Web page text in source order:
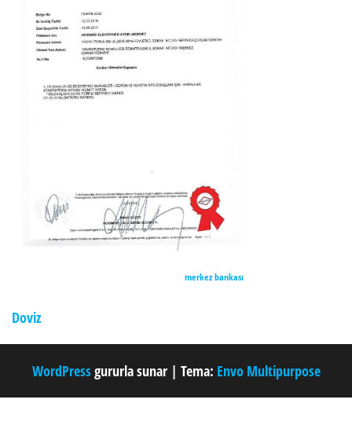
merkez bankası
Doviz
WordPressgururla sunar | Tema: Envo Multipurpose